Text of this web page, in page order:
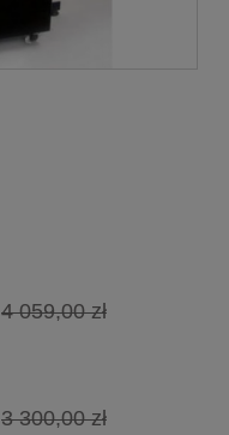
4 059,00 zł
3 300,00 zł